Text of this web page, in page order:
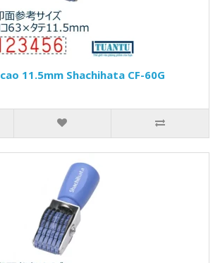
11.5mm Shachihata CF-60G